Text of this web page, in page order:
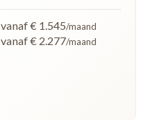
vanaf € 1.545/maand
vanaf € 2.277/maand